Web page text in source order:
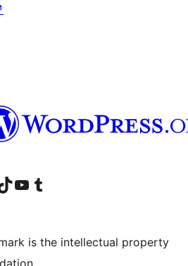
account
LinkedIn account
ons TikTok account
Bezoek ons YouTube kanaalBezoek ons Tumblr account
is the intellectual property